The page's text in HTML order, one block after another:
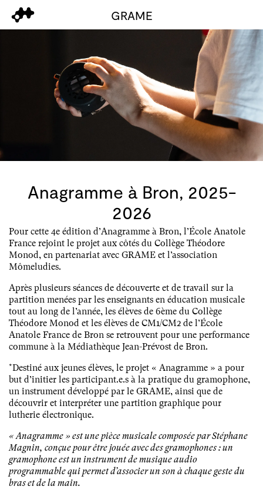
GRAME
Anagramme à Bron, 2025-
2026
Pour cette 4e édition d’Anagramme à Bron, l’École Anatole
France rejoint le projet aux côtés du Collège Théodore
Monod, en partenariat avec GRAME et l’association
Mômeludies.
Après plusieurs séances de découverte et de travail sur la
partition menées par les enseignants en éducation musicale
tout au long de l’année, les élèves de 6ème du Collège
Théodore Monod et les élèves de CM1/CM2 de l’École
Anatole France de Bron se retrouvent pour une performance
commune à la Médiathèque Jean-Prévost de Bron.
*Destiné aux jeunes élèves, le projet « Anagramme » a pour
but d’initier les participant.e.s à la pratique du gramophone,
un instrument développé par le GRAME, ainsi que de
découvrir et interpréter une partition graphique pour
lutherie électronique.
« Anagramme » est une pièce musicale composée par Stéphane
Magnin, conçue pour être jouée avec des gramophones : un
gramophone est un instrument de musique audio
programmable qui permet d’associer un son à chaque geste du
bras et de la main.